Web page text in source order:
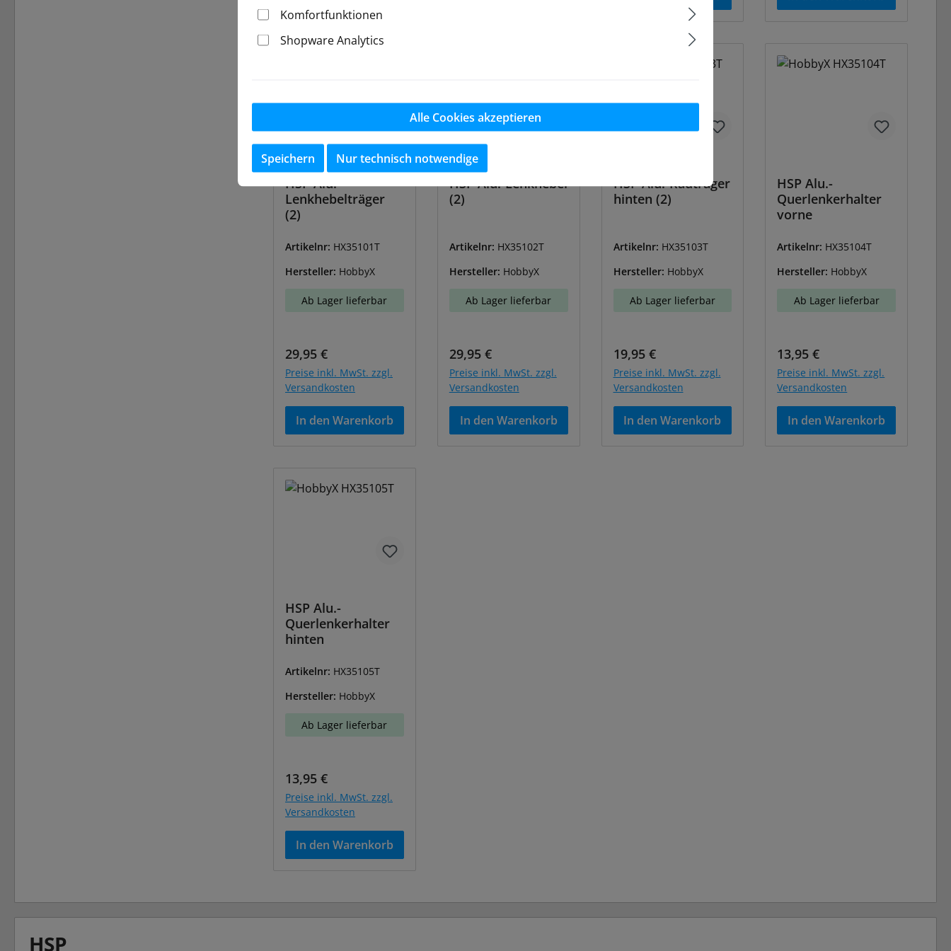
HSP Alu.-
Lenkhebelträger
(2)
Artikelnr: HX35101T
Hersteller: HobbyX
Ab Lager lieferbar
Regulärer Preis:
29,95 €
Preise inkl. MwSt. zzgl.
Versandkosten
In den Warenkorb
HSP Alu.-Lenkhebel
(2)
Artikelnr: HX35102T
Hersteller: HobbyX
Ab Lager lieferbar
Regulärer Preis:
29,95 €
Preise inkl. MwSt. zzgl.
Versandkosten
In den Warenkorb
HSP Alu.-Radträger
hinten (2)
Artikelnr: HX35103T
Hersteller: HobbyX
Ab Lager lieferbar
Regulärer Preis:
19,95 €
Preise inkl. MwSt. zzgl.
Versandkosten
In den Warenkorb
HSP Alu.-
Querlenkerhalter
vorne
Artikelnr: HX35104T
Hersteller: HobbyX
Ab Lager lieferbar
Regulärer Preis:
13,95 €
Preise inkl. MwSt. zzgl.
Versandkosten
In den Warenkorb
HSP Alu.-
Querlenkerhalter
hinten
Artikelnr: HX35105T
Hersteller: HobbyX
Ab Lager lieferbar
Regulärer Preis:
13,95 €
Preise inkl. MwSt. zzgl.
Versandkosten
In den Warenkorb
HSP
Komfortfunktionen
Shopware Analytics
Alle Cookies akzeptieren
Speichern Nur technisch notwendige